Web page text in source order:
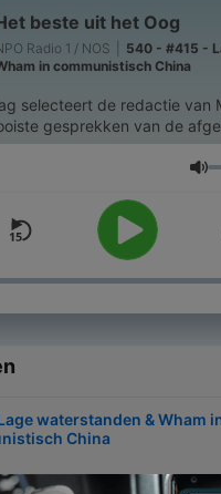
beste uit het Oog
Radio 1 / NOS
540 - #415 -
in communistisch China
selecteert de redactie van
gesprekken van de
waterstanden & Wham
China